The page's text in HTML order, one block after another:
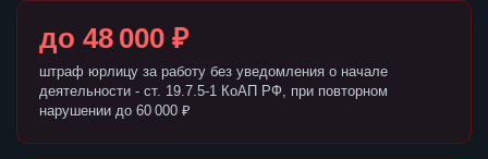
до 48 000 ₽
штраф юрлицу за работу без уведомления о начале
деятельности - ст. 19.7.5-1 КоАП РФ, при повторном
нарушении до 60 000 ₽